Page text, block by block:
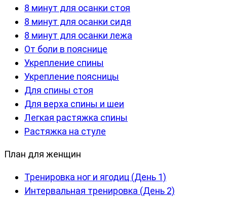
8 минут для осанки стоя
8 минут для осанки сидя
8 минут для осанки лежа
От боли в пояснице
Укрепление спины
Укрепление поясницы
Для спины стоя
Для верха спины и шеи
Легкая растяжка спины
Растяжка на стуле
План для женщин
Тренировка ног и ягодиц (День 1)
Интервальная тренировка (День 2)